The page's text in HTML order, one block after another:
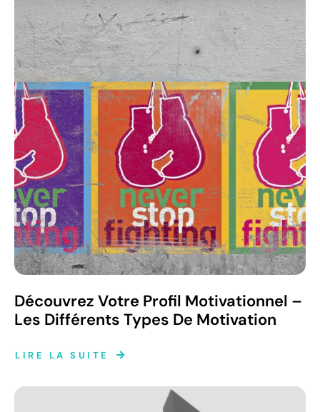
Découvrez Votre Profil Motivationnel –
Les Différents Types De Motivation
LIRE LA SUITE